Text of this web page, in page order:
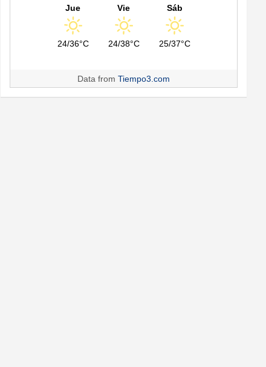
Jue
24/36°C
Vie
24/38°C
Sáb
25/37°C
Data fromTiempo3.com